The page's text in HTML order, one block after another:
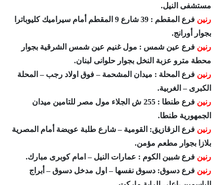
مستشفى النيل.
رنين
فرع المقطم : 39 شارع 9 المقطم أمام سيراميك كليوباترا
بجوار أورانج.
رنين فرع عين شمس : مول غنيم عين شمس الشرقية بجوار
محطة مترو عزبة النخل بجوار حلوانى لبنان.
رنين فرع المحلة : ميدان المشحمة – فوق اولاد رجب – المحلة
الكبرى – الغربية.
رنين
فرع طنطا : 255 ش الجلاء مول مصر للتامين ميدان
الجمهورية طنطا.
رنين فرع الزقازيق: القومية – شارع طلبة عويضة أمام المصرية
بلازا بجوار مطعم مؤمن.
رنين فرع شبين الكوم : عمارات النيل – امام كوبرى مبارك.
رنين فرع دسوق: دسوق نفسها – اول مدخل دسوق – أبراج